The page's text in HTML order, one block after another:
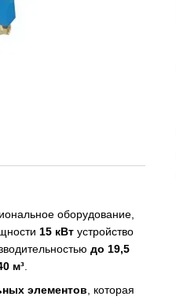
оборудование,
15 кВт устройство
до 19,5
м³
элементов , которая